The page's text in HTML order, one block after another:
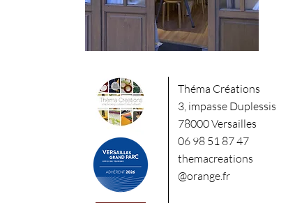
​Théma Créations
3, impasse Duplessis
78000 Versailles
06 98 51 87 47
themacreations
@orange.fr